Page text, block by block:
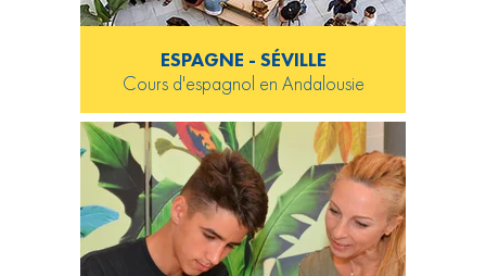
ESPAGNE - SÉVILLE
Cours d'espagnol en Andalousie